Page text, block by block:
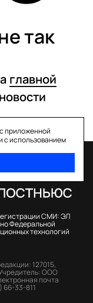
так
главной
новости
приложенной
с использованием
СМИ: ЭЛ
Федеральной
технологий
127015,
ООО
почта
66-33-811